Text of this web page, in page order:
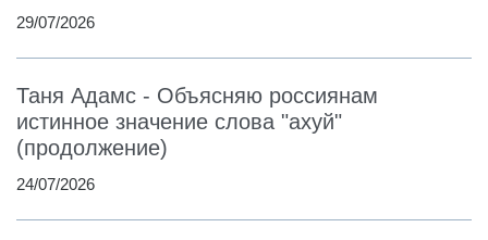
29/07/2026
Таня Адамс - Объясняю россиянам
истинное значение слова "ахуй"
(продолжение)
24/07/2026